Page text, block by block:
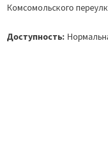
Комсомольского
Доступность: